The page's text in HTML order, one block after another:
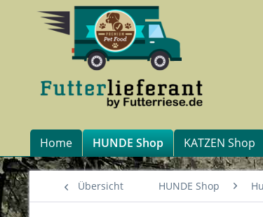
Home HUNDE Shop KATZEN Shop
Übersicht HUNDE Shop